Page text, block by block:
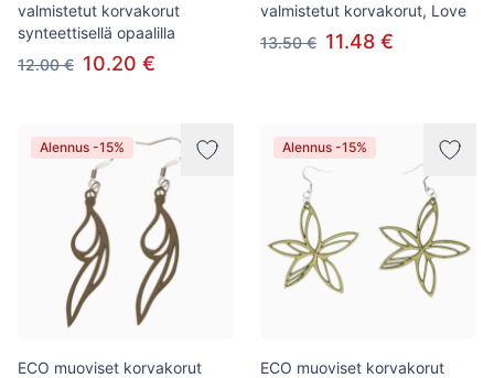
valmistetut korvakorut
synteettisellä opaalilla
12.00 € 10.20 €
valmistetut korvakorut, Love
13.50 € 11.48 €
Alennus -15%
ECO muoviset korvakorut
Alennus -15%
ECO muoviset korvakorut